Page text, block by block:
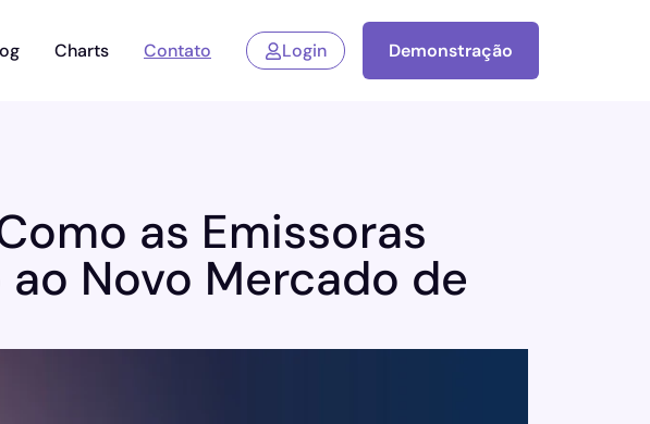
Charts Contato Login Demonstração
as Emissoras
Novo Mercado de